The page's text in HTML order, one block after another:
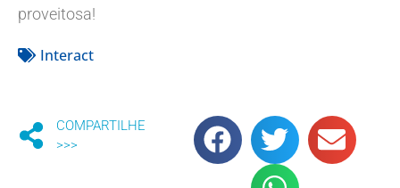
proveitosa!
Interact
COMPARTILHE
>>>